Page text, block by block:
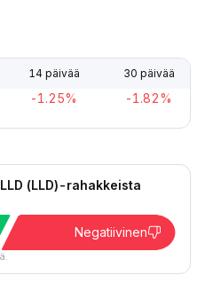
14 päivää 30 päivää
-1.25% -1.82%
(LLD)-rahakkeista
Negatiivinen